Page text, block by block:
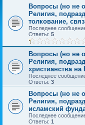
Вопросы (но не
Религия,
толкование,
Последнее
Ответы: 5
Вопросы (но не
Религия,
христианства на
Последнее
Ответы: 3
Вопросы (но не
Религия,
исламский
Последнее
Ответы: 1